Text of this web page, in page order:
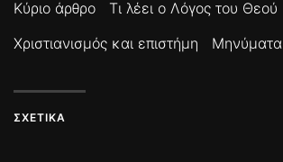
Κύριο άρθρο Τι λέει ο Λόγος του Θεού
Χριστιανισμός και επιστήμη
Μηνύματα
ΣΧΕΤΙΚΆ